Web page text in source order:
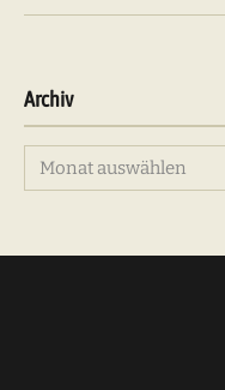
Archiv
Archiv